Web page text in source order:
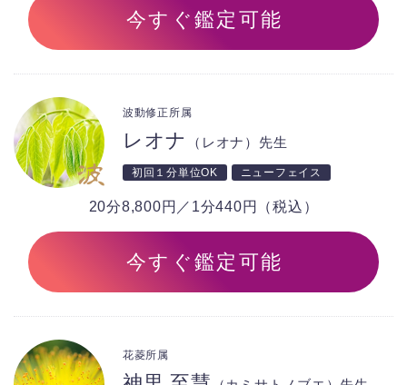
今すぐ鑑定可能
レオナ （レオナ）先生
波動修正所属
初回１分単位OK ニューフェイス
20分8,800円／1分440円（税込）
今すぐ鑑定可能
花菱所属